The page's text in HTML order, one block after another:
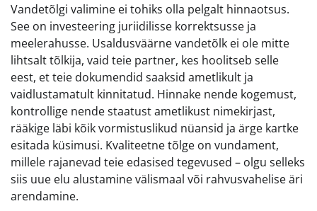
Vandetõlgi valimine ei tohiks olla pelgalt hinnaotsus.
See on investeering juriidilisse korrektsusse ja
meelerahusse. Usaldusväärne vandetõlk ei ole mitte
lihtsalt tõlkija, vaid teie partner, kes hoolitseb selle
eest, et teie dokumendid saaksid ametlikult ja
vaidlustamatult kinnitatud. Hinnake nende kogemust,
kontrollige nende staatust ametlikust nimekirjast,
rääkige läbi kõik vormistuslikud nüansid ja ärge kartke
esitada küsimusi. Kvaliteetne tõlge on vundament,
millele rajanevad teie edasised tegevused – olgu selleks
siis uue elu alustamine välismaal või rahvusvahelise äri
arendamine.